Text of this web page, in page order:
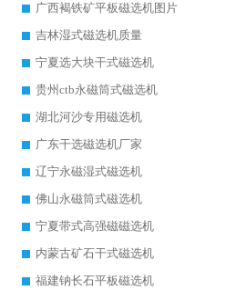
广西褐铁矿平板磁选机图片
吉林湿式磁选机质量
宁夏选大块干式磁选机
贵州ctb永磁筒式磁选机
湖北河沙专用磁选机
广东干选磁选机厂家
辽宁永磁湿式磁选机
佛山永磁筒式磁选机
宁夏带式高强磁磁选机
内蒙古矿石干式磁选机
福建钠长石平板磁选机